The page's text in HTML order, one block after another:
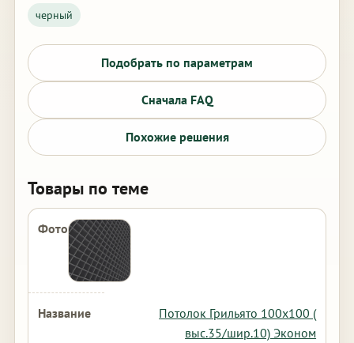
черный
Подобрать по параметрам
Сначала FAQ
Похожие решения
Товары по теме
Потолок Грильято 100х100 (
выс.35/шир.10) Эконом